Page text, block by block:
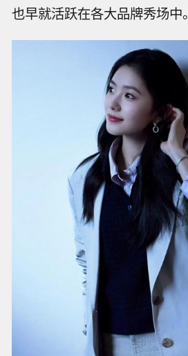
也早就活跃在各大品牌秀场中。